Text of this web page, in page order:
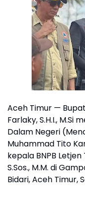
Aceh Timur —
Farlaky, S.H.I.,
Dalam Negeri
Muhammad Tito
kepala BNPB Letjen
S.Sos., M.M. di
Bidari, Aceh Timur,